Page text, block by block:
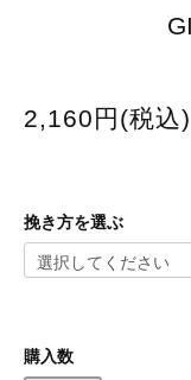
2,160円(税込)
挽き方を選ぶ
購入数